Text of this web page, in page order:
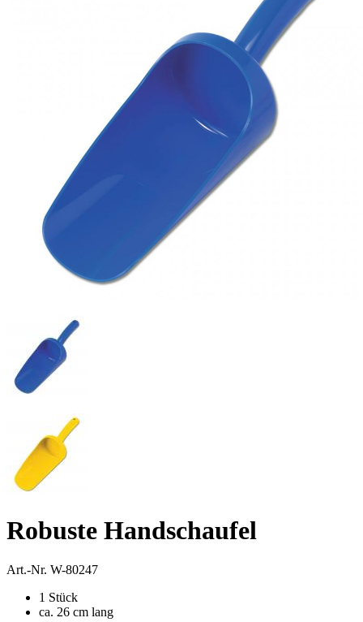
Robuste Handschaufel
Art.-Nr. W-80247
1 Stück
ca. 26 cm lang